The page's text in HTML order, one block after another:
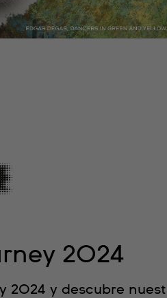
2024
2024 y descubre